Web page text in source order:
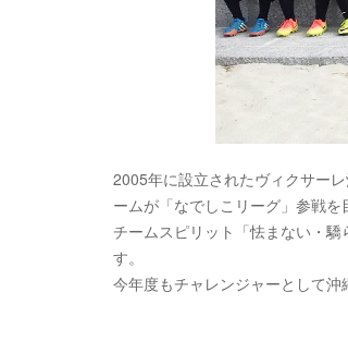
2005年に設立されたヴィクサー
ームが「なでしこリーグ」参戦を
チームスピリット「怯まない・
す。
今年度もチャレンジャーとして沖